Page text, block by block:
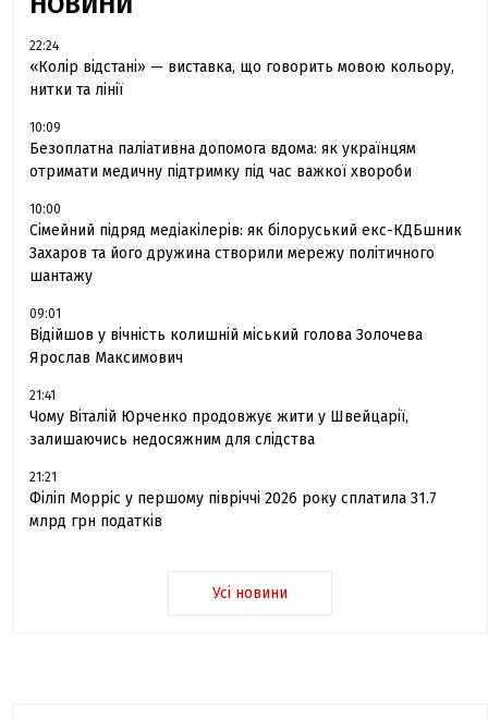
22:24
«Колір відстані» — виставка, що говорить мовою кольору,
нитки та лінії
10:09
Безоплатна паліативна допомога вдома: як українцям
отримати медичну підтримку під час важкої хвороби
10:00
Сімейний підряд медіакілерів: як білоруський екс-КДБшник
Захаров та його дружина створили мережу політичного
шантажу
09:01
Відійшов у вічність колишній міський голова Золочева
Ярослав Максимович
21:41
Чому Віталій Юрченко продовжує жити у Швейцарії,
залишаючись недосяжним для слідства
21:21
Філіп Морріс у першому півріччі 2026 року сплатила 31.7
млрд грн податків
Усі новини